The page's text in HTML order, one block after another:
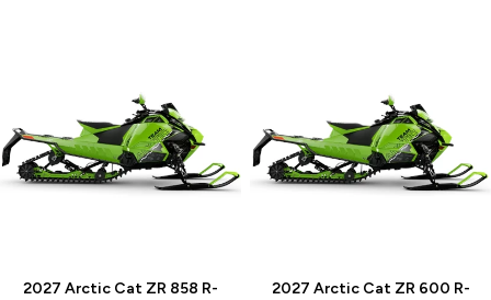
2027 Arctic Cat ZR 858 R-
2027 Arctic Cat ZR 600 R-